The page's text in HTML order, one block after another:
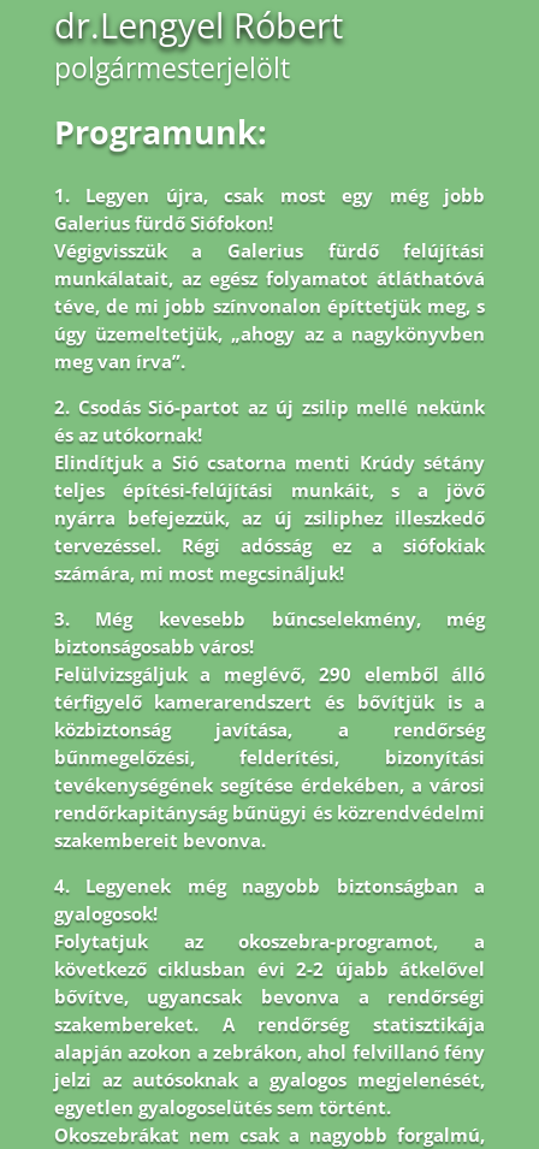
dr.Lengyel Róbert
polgármesterjelölt
Programunk:
1. Legyen újra, csak most egy még jobb
Galerius fürdő Siófokon!
Végigvisszük a Galerius fürdő felújítási
munkálatait, az egész folyamatot átláthatóvá
téve, de mi jobb színvonalon építtetjük meg, s
úgy üzemeltetjük, „ahogy az a nagykönyvben
meg van írva”.
2. Csodás Sió-partot az új zsilip mellé nekünk
és az utókornak!
Elindítjuk a Sió csatorna menti Krúdy sétány
teljes építési-felújítási munkáit, s a jövő
nyárra befejezzük, az új zsiliphez illeszkedő
tervezéssel. Régi adósság ez a siófokiak
számára, mi most megcsináljuk!
3. Még kevesebb bűncselekmény, még
biztonságosabb város!
Felülvizsgáljuk a meglévő, 290 elemből álló
térfigyelő kamerarendszert és bővítjük is a
közbiztonság javítása, a rendőrség
bűnmegelőzési, felderítési, bizonyítási
tevékenységének segítése érdekében, a városi
rendőrkapitányság bűnügyi és közrendvédelmi
szakembereit bevonva.
4. Legyenek még nagyobb biztonságban a
gyalogosok!
Folytatjuk az okoszebra-programot, a
következő ciklusban évi 2-2 újabb átkelővel
bővítve, ugyancsak bevonva a rendőrségi
szakembereket. A rendőrség statisztikája
alapján azokon a zebrákon, ahol felvillanó fény
jelzi az autósoknak a gyalogos megjelenését,
egyetlen gyalogoselütés sem történt.
Okoszebrákat nem csak a nagyobb forgalmú,